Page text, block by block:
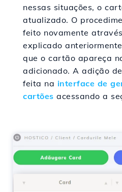
nessas situações, o
atualizado. O
feito novamente
explicado
que o cartão apareça
adicionado. A adição
feita na interface de
cartões acessando a